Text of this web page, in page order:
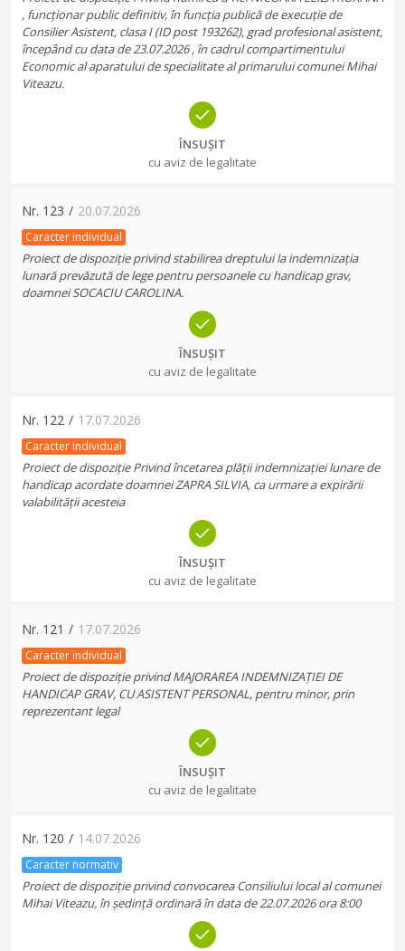
, funcționar public definitiv, în funcția publică de execuție de
Consilier Asistent, clasa I (ID post 193262), grad profesional asistent,
începând cu data de 23.07.2026 , în cadrul compartimentului
Economic al aparatului de specialitate al primarului comunei Mihai
Viteazu.
ÎNSUȘIT
cu aviz de legalitate
Nr. 123 / 20.07.2026
Caracter individual
Proiect de dispoziție privind stabilirea dreptului la indemnizația
lunară prevăzută de lege pentru persoanele cu handicap grav,
doamnei SOCACIU CAROLINA.
ÎNSUȘIT
cu aviz de legalitate
Nr. 122 / 17.07.2026
Caracter individual
Proiect de dispoziție Privind încetarea plății indemnizației lunare de
handicap acordate doamnei ZAPRA SILVIA, ca urmare a expirării
valabilității acesteia
ÎNSUȘIT
cu aviz de legalitate
Nr. 121 / 17.07.2026
Caracter individual
Proiect de dispoziție privind MAJORAREA INDEMNIZAȚIEI DE
HANDICAP GRAV, CU ASISTENT PERSONAL, pentru minor, prin
reprezentant legal
ÎNSUȘIT
cu aviz de legalitate
Nr. 120 / 14.07.2026
Caracter normativ
Proiect de dispoziție privind convocarea Consiliului local al comunei
Mihai Viteazu, în ședință ordinară în data de 22.07.2026 ora 8:00